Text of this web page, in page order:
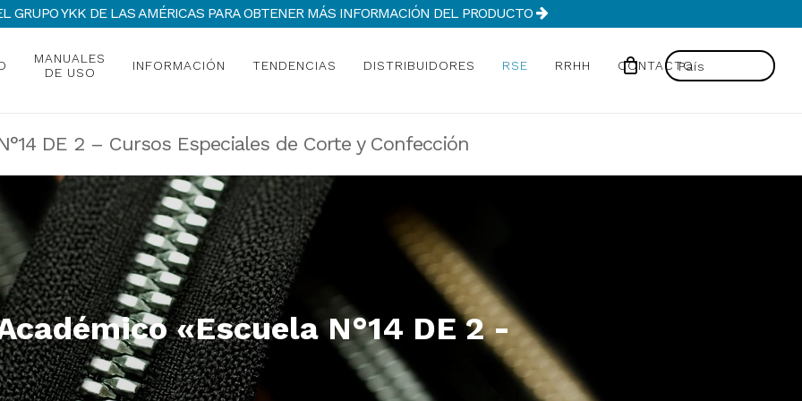
MANUALES
DE USO
INFORMACIÓN TENDENCIAS DISTRIBUIDORES RSE RRHH CONTACTO
GRUPO YKK DE LAS AMÉRICAS PARA OBTENER MÁS INFORMACIÓN DEL PRODUCTO
DE 2 – Cursos Especiales de Corte y Confección
«Escuela N°14 DE 2 -